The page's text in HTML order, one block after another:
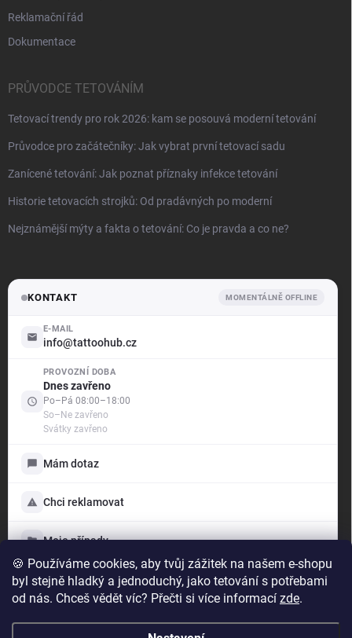
🍪 Používáme cookies, aby tvůj zážitek na našem e-shopu
byl stejně hladký a jednoduchý, jako tetování s potřebami
od nás. Chceš vědět víc? Přečti si více informací zde.
Reklamační řád
Dokumentace
PRŮVODCE TETOVÁNÍM
Tetovací trendy pro rok 2026: kam se posouvá moderní tetování
Průvodce pro začátečníky: Jak vybrat první tetovací sadu
Zanícené tetování: Jak poznat příznaky infekce tetování
Historie tetovacích strojků: Od pradávných po moderní
Nejznámější mýty a fakta o tetování: Co je pravda a co ne?
KONTAKT MOMENTÁLNĚ OFFLINE
E-MAIL
info@tattoohub.cz
PROVOZNÍ DOBA
Dnes zavřeno
Po–Pá 08:00–18:00
So–Ne zavřeno
Svátky zavřeno
Mám dotaz
Chci reklamovat
Moje případy
TattooHub s.r.o.
IČO: 24891622
Offline — odpovíme brzy
vyřídíme reklamaci a ukážeme vám stav vašich případů.
Chci reklamovat
Reklamace zboží
Přehled dotazů a reklamací